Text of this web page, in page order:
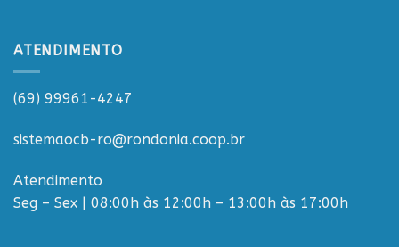
ATENDIMENTO
(69) 99961-4247
sistemaocb-ro@rondonia.coop.br
Atendimento
Seg – Sex | 08:00h às 12:00h – 13:00h às 17:00h